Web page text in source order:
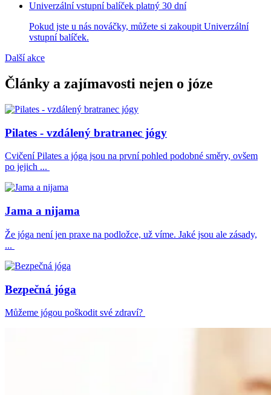
Univerzální vstupní balíček platný 30 dní
Pokud jste u nás nováčky, můžete si zakoupit Univerzální
vstupní balíček.
Další akce
Články a zajímavosti nejen o józe
Pilates - vzdálený bratranec jógy
Cvičení Pilates a jóga jsou na první pohled podobné směry, ovšem
po jejich ...
Jama a nijama
Že jóga není jen praxe na podložce, už víme. Jaké jsou ale zásady,
...
Bezpečná jóga
Můžeme jógou poškodit své zdraví?